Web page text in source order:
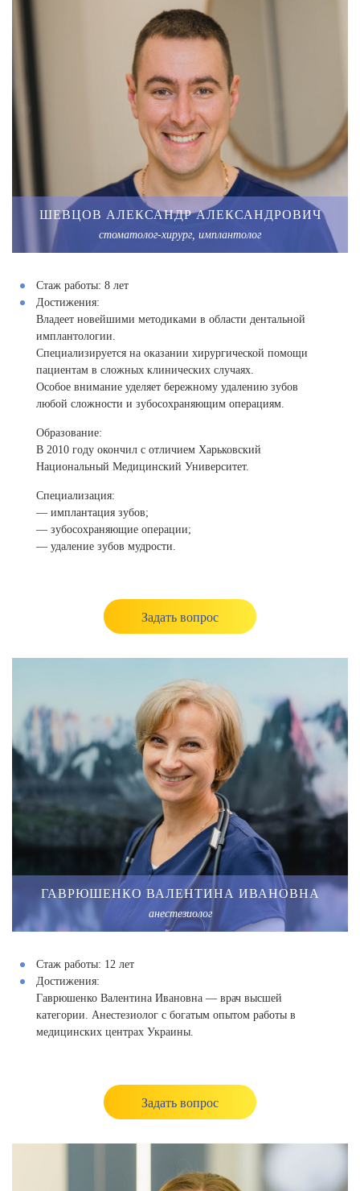
ШЕВЦОВ АЛЕКСАНДР АЛЕКСАНДРОВИЧ
стоматолог-хирург, имплантолог
Стаж работы: 8 лет
Достижения:
Владеет новейшими методиками в области дентальной
имплантологии.
Специализируется на оказании хирургической помощи
пациентам в сложных клинических случаях.
Особое внимание уделяет бережному удалению зубов
любой сложности и зубосохраняющим операциям.
Образование:
В 2010 году окончил с отличием Харьковский
Национальный Медицинский Университет.
Специализация:
— имплантация зубов;
— зубосохраняющие операции;
— удаление зубов мудрости.
Задать вопрос
ГАВРЮШЕНКО ВАЛЕНТИНА ИВАНОВНА
анестезиолог
Стаж работы: 12 лет
Достижения:
Гаврюшенко Валентина Ивановна — врач высшей
категории. Анестезиолог с богатым опытом работы в
медицинских центрах Украины.
Задать вопрос